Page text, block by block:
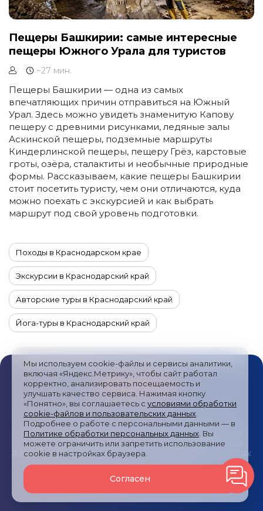
Мы используем cookie-файлы и сервисы аналитики,
включая «Яндекс.Метрику», чтобы сайт работал
корректно, анализировать посещаемость и
улучшать качество сервиса. Нажимая кнопку
«Понятно», вы соглашаетесь с условиями обработки
cookie-файлов и пользовательских данных
Подробнее о работе с персональными данными — в
Политике обработки персональных данных . Вы
можете ограничить или запретить использование
cookie в настройках браузера.
Согласен
Пещеры Башкирии: самые интересные
пещеры Южного Урала для туристов
~27 мин.
Пещеры Башкирии — одна из самых
впечатляющих причин отправиться на Южный
Урал. Здесь можно увидеть знаменитую Капову
пещеру с древними рисунками, ледяные залы
Аскинской пещеры, подземные маршруты
Киндерлинской пещеры, пещеру Грёз, карстовые
гроты, озёра, сталактиты и необычные природные
формы. Рассказываем, какие пещеры Башкирии
стоит посетить туристу, чем они отличаются, куда
можно поехать с экскурсией и как выбрать
маршрут под свой уровень подготовки.
Походы в Краснодарском крае
Экскурсии в Краснодарский край
Авторские туры в Краснодарский край
Йога-туры в Краснодарский край
Гастрономические туры в Краснодарский край
Комбинированные туры в Краснодарский край
Новогодние туры в Краснодарский край
Туры в Краснодарский край на 10 или 14 дней
Туры в горы в Краснодарском крае
Джип-туры в Краснодарском крае
Публичная оферта/Пользовательское соглашение
/
Политика обработки персональных данных /Согласие на
получение рекламных сообщений/ Политика обработки
файлов cookies и метрических систем
Согласие на обработку
Туры РоссииВсе права защищены